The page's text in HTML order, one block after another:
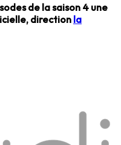
de la saison 4 une
direction la